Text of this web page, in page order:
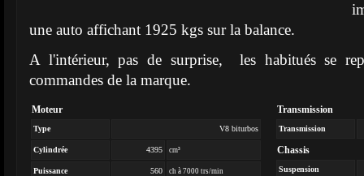
une auto affichant 1925 kgs sur la balance.
A l'intérieur, pas de surprise, les habitués se
commandes de la marque.
Moteur
Type V8 biturbos
Cylindrée 4395 cm³
Puissance 560 ch à 7000 trs/min
Transmission
Transmission
Chassis
Suspension